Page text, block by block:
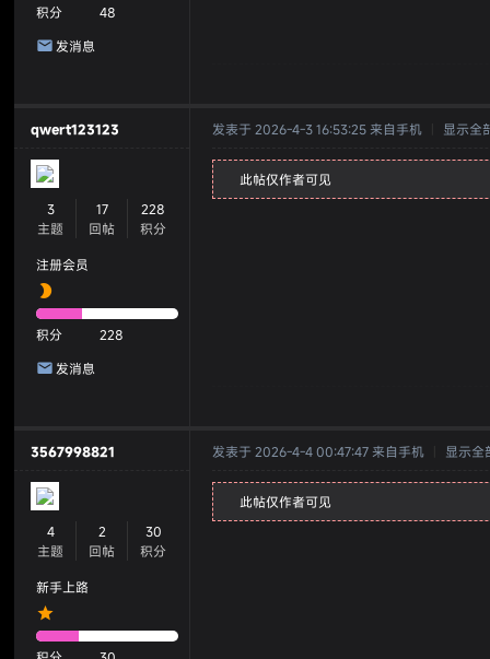
积分
48
发消息
qwert123123
3
主题
17
回帖
228
积分
注册会员
积分
228
发消息
发表于 2026-4-3 16:53:25 来自手机 显示全
此帖仅作者可见
3567998821
4
主题
2
回帖
30
积分
新手上路
发表于 2026-4-4 00:47:47 来自手机 显示全
此帖仅作者可见